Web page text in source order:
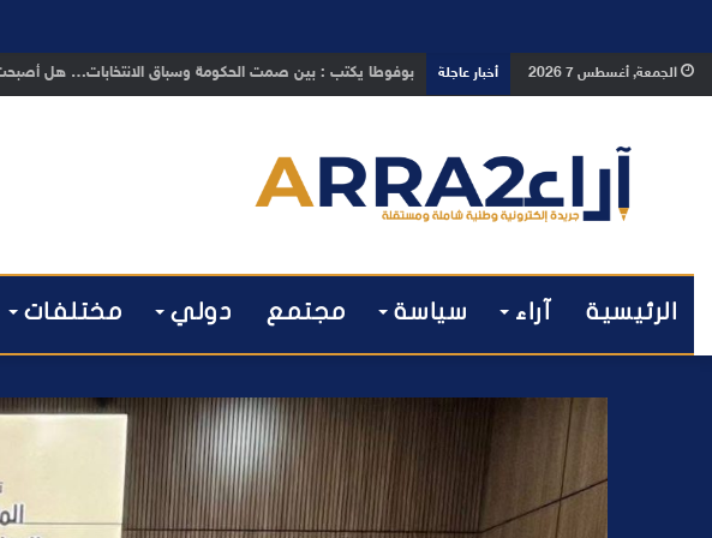
الجمعة, أغسطس 7 2026 أخبار عاجلة بوفوطا يكتب : بين صمت الحكومة وسباق الانتخابات… هل أصبحت
الرئيسية آراء سياسة مجتمع دولي مختلفات